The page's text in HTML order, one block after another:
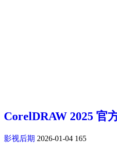
CorelDRAW 2025 官
影视后期 2026-01-04 165